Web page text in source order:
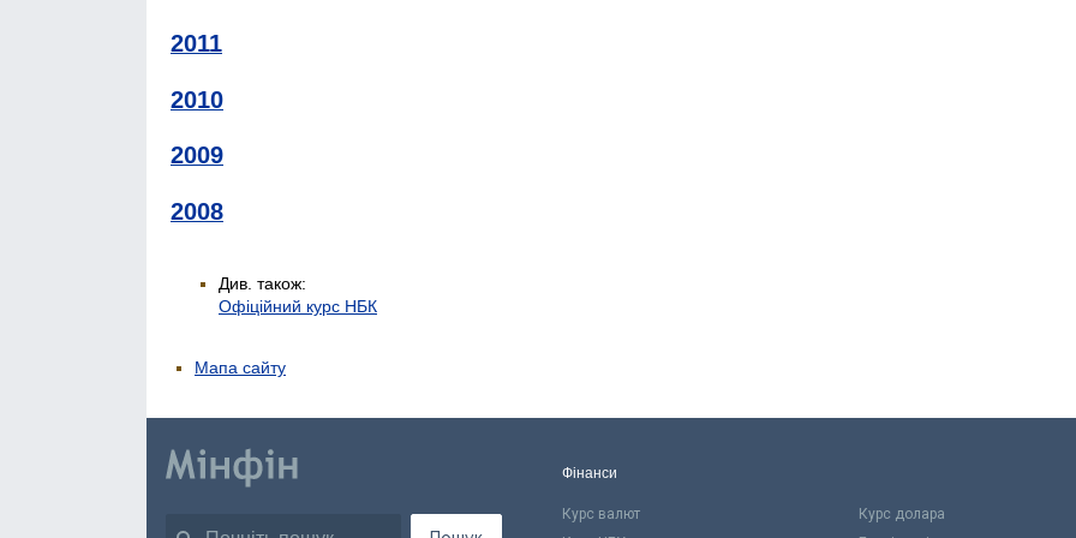
2011
2010
2009
2008
Див. також:
Офіційний курс НБК
Мапа сайту
Фінанси
Курс валют Курс долара